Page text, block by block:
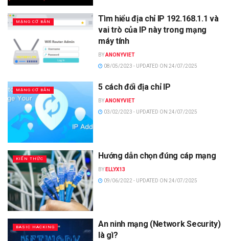
MẠNG CƠ BẢN
Tìm hiểu địa chỉ IP 192.168.1.1 và
vai trò của IP này trong mạng
máy tính
BYANONYVIET
08/05/2023 - UPDATED ON 24/07/2025
MẠNG CƠ BẢN 5 cách đổi địa chỉ IP
BYANONYVIET
03/02/2023 - UPDATED ON 24/07/2025
KIẾN THỨC Hướng dẫn chọn đúng cáp mạng
BY ELLYX13
09/06/2022 - UPDATED ON 24/07/2025
BASIC HACKING
An ninh mạng (Network Security)
là gì?